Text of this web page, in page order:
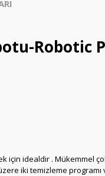
Robotic
için idealdir . Mükemmel
iki temizleme programı